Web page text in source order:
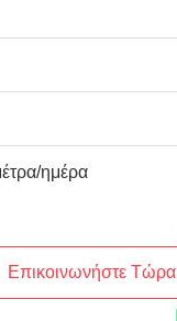
ημέρα
Επικοινωνήστε Τώρα